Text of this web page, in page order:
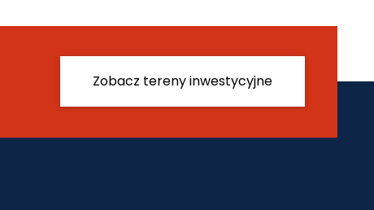
Zobacz tereny inwestycyjne